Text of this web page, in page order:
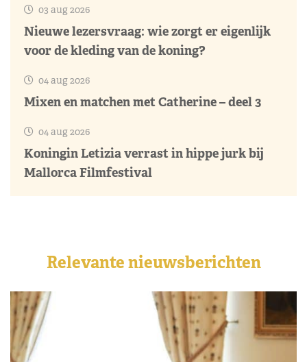
03 aug 2026
Nieuwe lezersvraag: wie zorgt er eigenlijk
voor de kleding van de koning?
04 aug 2026
Mixen en matchen met Catherine – deel 3
04 aug 2026
Koningin Letizia verrast in hippe jurk bij
Mallorca Filmfestival
Relevante nieuwsberichten